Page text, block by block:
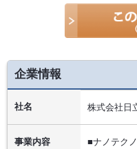
企業情報
社名 株式会社日
事業内容
■ナノテク